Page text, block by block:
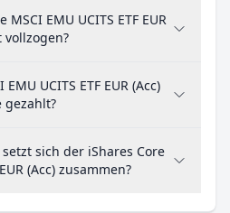
EMU UCITS ETF EUR
vollzogen?
UCITS ETF EUR (Acc)
sich der iShares Core
(Acc) zusammen?